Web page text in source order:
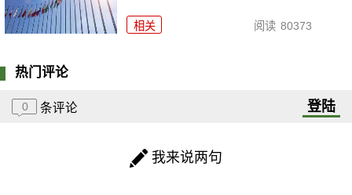
相关 阅读 80373
热门评论
0 条评论 登陆
我来说两句